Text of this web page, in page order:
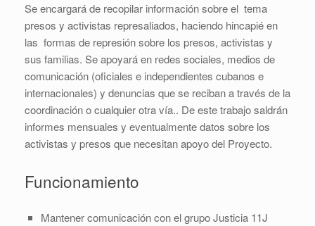
Se encargará de recopilar información sobre el tema
presos y activistas represaliados, haciendo hincapié en
las formas de represión sobre los presos, activistas y
sus familias. Se apoyará en redes sociales, medios de
comunicación (oficiales e independientes cubanos e
internacionales) y denuncias que se reciban a través de la
coordinación o cualquier otra vía.. De este trabajo saldrán
informes mensuales y eventualmente datos sobre los
activistas y presos que necesitan apoyo del Proyecto.
Funcionamiento
Mantener comunicación con el grupo Justicia 11J